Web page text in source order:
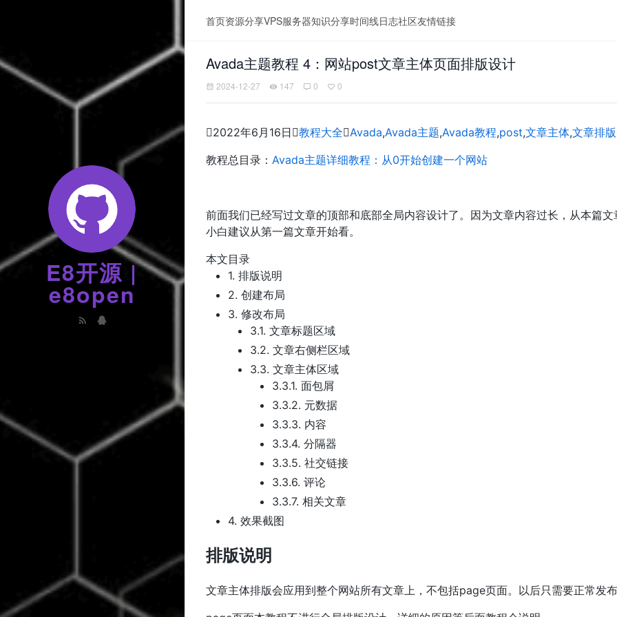
E8开源 |
e8open
首页资源分享VPS服务器知识分享时间线日志社区友情链接
Avada主题教程 4：网站post文章主体页面排版设计
2024-12-27 147 0 0
2022年6月16日教程大全Avada,Avada主题,Avada教程,post,文章主体,文章排版
教程总目录： Avada主题详细教程：从0开始创建一个网站
前面我们已经写过文章的顶部和底部全局内容设计了。因为文章内容过长，从本篇
小白建议从第一篇文章开始看。
本文目录
1. 排版说明
2. 创建布局
3. 修改布局
3.1. 文章标题区域
3.2. 文章右侧栏区域
3.3. 文章主体区域
3.3.1. 面包屑
3.3.2. 元数据
3.3.3. 内容
3.3.4. 分隔器
3.3.5. 社交链接
3.3.6. 评论
3.3.7. 相关文章
4. 效果截图
排版说明
文章主体排版会应用到整个网站所有文章上，不包括page页面。以后只需要正常发布